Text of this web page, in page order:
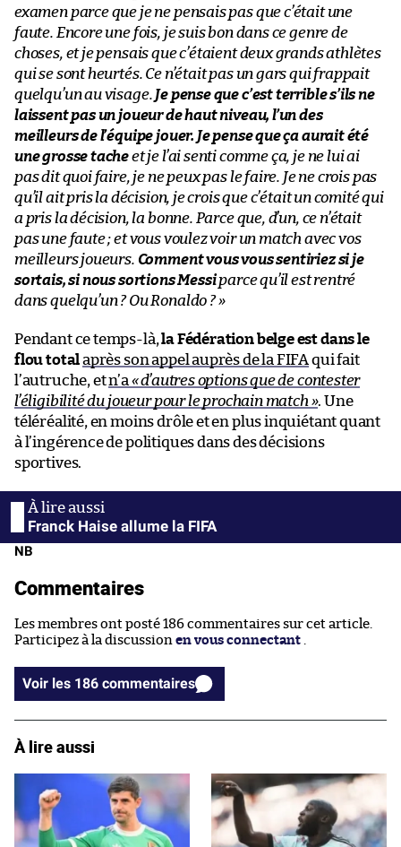
examen parce que je ne pensais pas que c’était une
faute. Encore une fois, je suis bon dans ce genre de
choses, et je pensais que c’étaient deux grands athlètes
qui se sont heurtés. Ce n’était pas un gars qui frappait
quelqu’un au visage. Je pense que c’est terrible s’ils ne
laissent pas un joueur de haut niveau, l’un des
meilleurs de l’équipe jouer. Je pense que ça aurait été
une grosse tacheet je l’ai senti comme ça, je ne lui ai
pas dit quoi faire, je ne peux pas le faire. Je ne crois pas
qu’il ait pris la décision, je crois que c’était un comité qui
a pris la décision, la bonne. Parce que, d’un, ce n’était
pas une faute ; et vous voulez voir un match avec vos
meilleurs joueurs. Comment vous vous sentiriez si je
sortais, si nous sortions Messiparce qu’il est rentré
dans quelqu’un ? Ou Ronaldo ? »
Pendant ce temps-là,la Fédération belge est dans le
flou totalaprès son appel auprès de la FIFAqui fait
l’autruche, etn’a « d’autres options quede contester
l’éligibilité du joueur pour le prochain match ». Une
téléréalité, en moins drôle et en plus inquiétant quant
à l’ingérence de politiques dans des décisions
sportives.
Franck Haise allume la FIFA
NB
Commentaires
Les membres ont posté 186 commentaires sur cet article.
Participez à la discussion en vous connectant
Voir les 186 commentaires
À lire aussi